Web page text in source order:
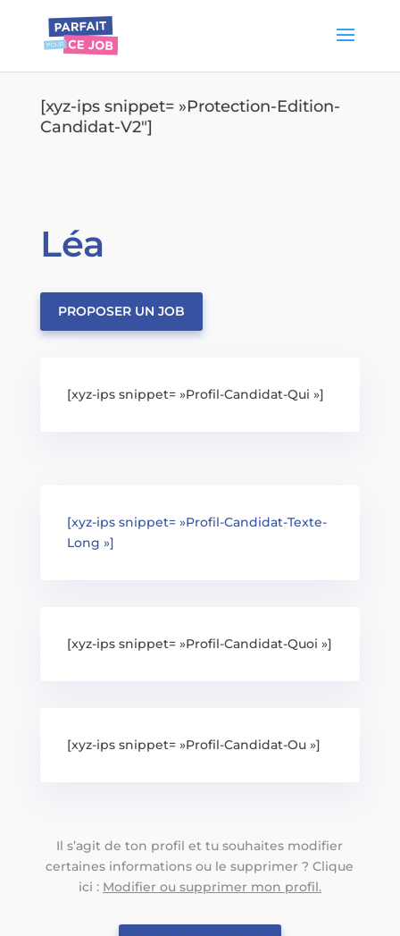
[xyz-ips snippet= »Protection-Edition-
Candidat-V2″]
Léa
PROPOSER UN JOB
[xyz-ips snippet= »Profil-Candidat-Qui »]
[xyz-ips snippet= »Profil-Candidat-Texte-
Long »]
[xyz-ips snippet= »Profil-Candidat-Quoi »]
[xyz-ips snippet= »Profil-Candidat-Ou »]
Il s’agit de ton profil et tu souhaites modifier
certaines informations ou le supprimer ? Clique
ici : Modifier ou supprimer mon profil.